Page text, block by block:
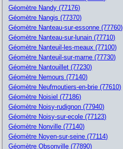
Géomètre Nandy (77176)
Géomètre Nangis (77370)
Géomètre Nanteau-sur-essonne (77760)
Géomètre Nanteau-sur-lunain (77710)
Géomètre Nanteuil-les-meaux (77100)
Géomètre Nanteuil-sur-marne (77730)
Géomètre Nantouillet (77230)
Géomètre Nemours (77140)
Géomètre Neufmoutiers-en-brie (77610)
Géomètre Noisiel (77186)
Géomètre Noisy-rudignon (77940)
Géomètre Noisy-sur-ecole (77123)
Géomètre Nonville (77140)
Géomètre Noyen-sur-seine (77114)
Géomètre Obsonville (77890)